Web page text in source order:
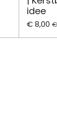
idee
€ 8,00